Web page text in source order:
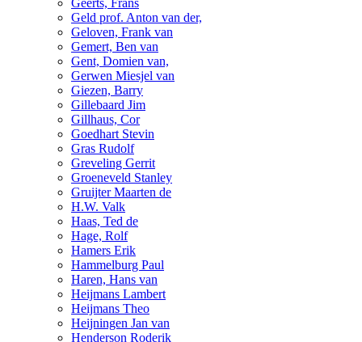
Geerts, Frans
Geld prof. Anton van der,
Geloven, Frank van
Gemert, Ben van
Gent, Domien van,
Gerwen Miesjel van
Giezen, Barry
Gillebaard Jim
Gillhaus, Cor
Goedhart Stevin
Gras Rudolf
Greveling Gerrit
Groeneveld Stanley
Gruijter Maarten de
H.W. Valk
Haas, Ted de
Hage, Rolf
Hamers Erik
Hammelburg Paul
Haren, Hans van
Heijmans Lambert
Heijmans Theo
Heijningen Jan van
Henderson Roderik